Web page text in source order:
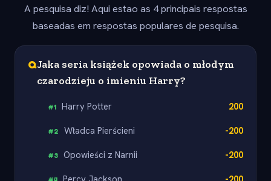
A pesquisa diz! Aqui estao as 4 principais respostas
baseadas em respostas populares de pesquisa.
QJaka seria książek opowiada o młodym
czarodzieju o imieniu Harry?
#1 Harry Potter 200
#2 Władca Pierścieni -200
#3 Opowieści z Narnii -200